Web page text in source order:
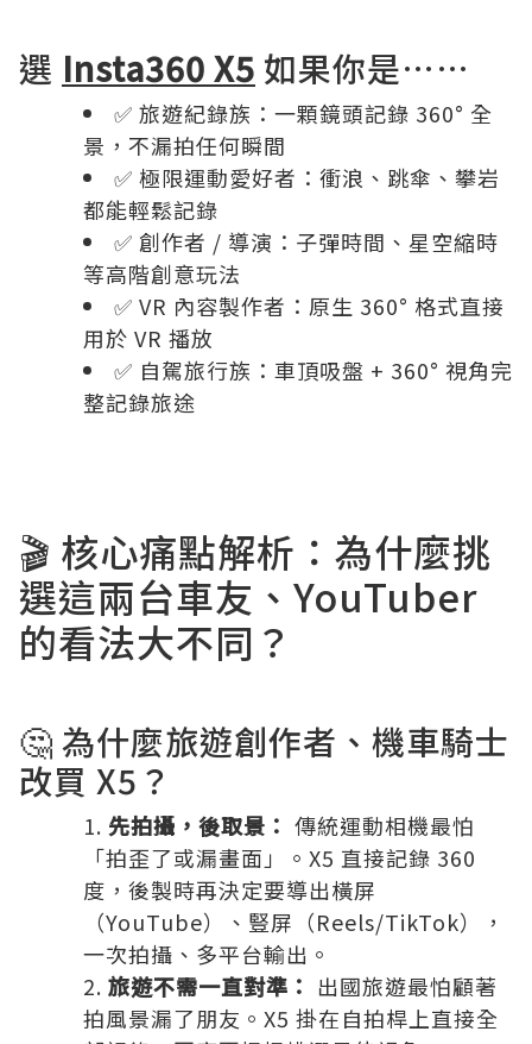
選 Insta360 X5 如果你是……
✅ 旅遊紀錄族：一顆鏡頭記錄 360° 全
景，不漏拍任何瞬間
✅ 極限運動愛好者：衝浪、跳傘、攀岩
都能輕鬆記錄
✅ 創作者 / 導演：子彈時間、星空縮時
等高階創意玩法
✅ VR 內容製作者：原生 360° 格式直接
用於 VR 播放
✅ 自駕旅行族：車頂吸盤 + 360° 視角完
整記錄旅途
🎬 核心痛點解析：為什麼挑
選這兩台車友、YouTuber
的看法大不同？
🤔 為什麼旅遊創作者、機車騎士
改買 X5？
先拍攝，後取景： 傳統運動相機最怕
「拍歪了或漏畫面」。X5 直接記錄 360
度，後製時再決定要導出橫屏
（YouTube）、豎屏（Reels/TikTok），
一次拍攝、多平台輸出。
旅遊不需一直對準： 出國旅遊最怕顧著
拍風景漏了朋友。X5 掛在自拍桿上直接全